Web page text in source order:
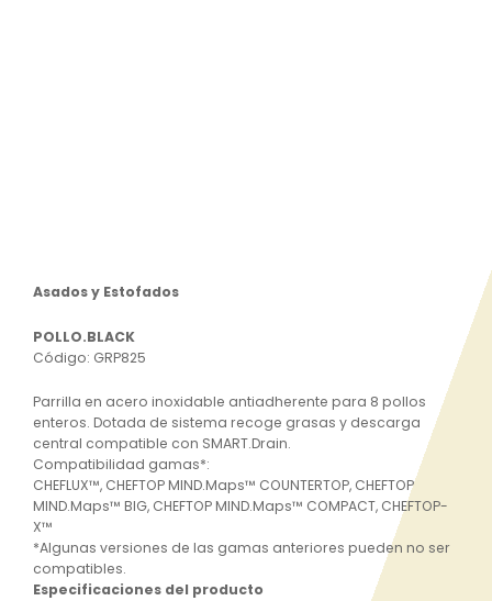
Asados y Estofados
POLLO.BLACK
Código: GRP825
Parrilla en acero inoxidable antiadherente para 8 pollos
enteros. Dotada de sistema recoge grasas y descarga
central compatible con SMART.Drain.
Compatibilidad gamas*:
CHEFLUX™, CHEFTOP MIND.Maps™ COUNTERTOP, CHEFTOP
MIND.Maps™ BIG, CHEFTOP MIND.Maps™ COMPACT, CHEFTOP-
X™
*Algunas versiones de las gamas anteriores pueden no ser
compatibles.
Especificaciones del producto